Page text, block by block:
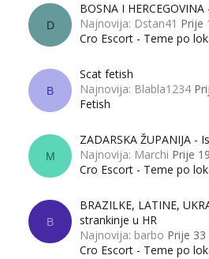
D
BOSNA I
Najnovija: Dstan41 Prije
Cro Escort - Teme po
B
Scat fetish
Najnovija: Blabla1234
Fetish
M
ZADARSKA ŽUPANIJA -
Najnovija: Marchi Prije
Cro Escort - Teme po
B
BRAZILKE, LATINE,
strankinje u HR
Najnovija: barbo Prije
Cro Escort - Teme po